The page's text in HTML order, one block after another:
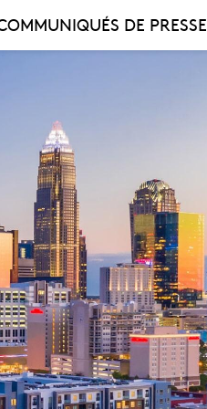
DE PRESSE